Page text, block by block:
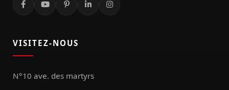
VISITEZ-NOUS
N°10 ave. des martyrs